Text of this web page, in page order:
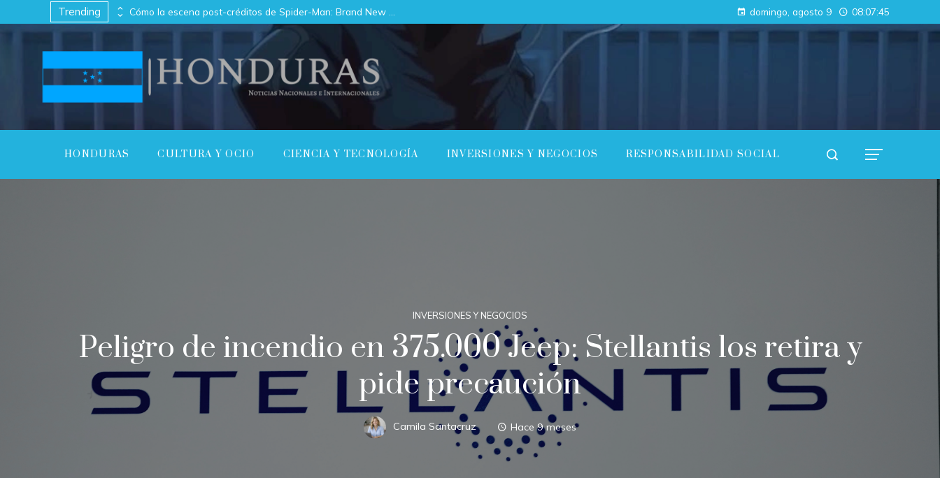
Trending Usuarios de TikTok podrán hacer videos con personajes de Mickey Mouse y Star Wars domingo, agosto 9 08:07:47
HONDURAS CULTURA Y OCIO CIENCIA Y TECNOLOGÍA INVERSIONES Y NEGOCIOS RESPONSABILIDAD SOCIAL
INVERSIONES Y NEGOCIOS
Peligro de incendio en 375.000 Jeep: Stellantis los retira y
pide precaución
Camila Santacruz Hace 9 meses